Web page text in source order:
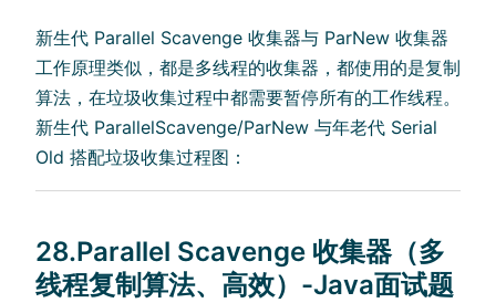
新生代 Parallel Scavenge 收集器与 ParNew 收集器
工作原理类似，都是多线程的收集器，都使用的是复制
算法，在垃圾收集过程中都需要暂停所有的工作线程。
新生代 ParallelScavenge/ParNew 与年老代 Serial
Old 搭配垃圾收集过程图：
28.Parallel Scavenge 收集器（多
线程复制算法、高效）-Java面试题